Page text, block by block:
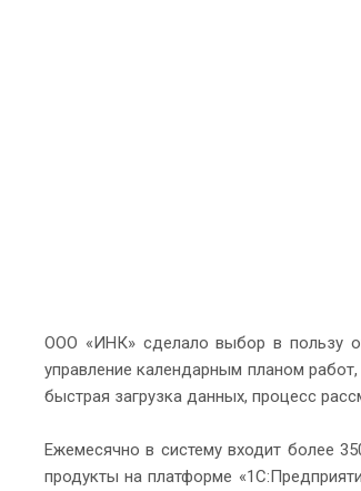
ООО «ИНК» сделало выбор в пользу
управление календарным планом
быстрая загрузка данных, процесс
Ежемесячно в систему входит более
продукты на платформе